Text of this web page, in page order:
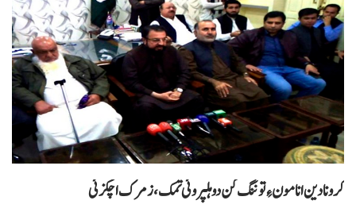
کرونا دین انا مون ءِ توننگ کن دو ہلپروئی تمک، زمرک اچکزئی